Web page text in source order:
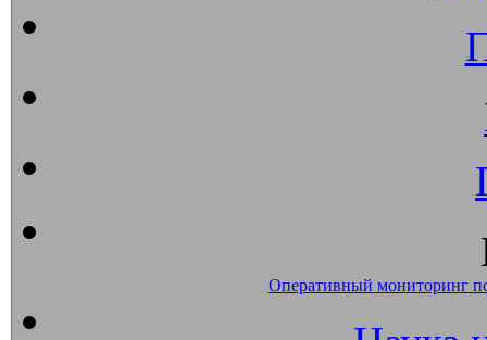
Оперативный мониторинг